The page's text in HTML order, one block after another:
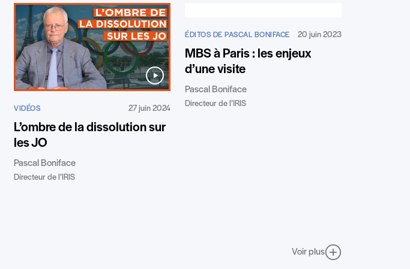
VIDÉOS 27 juin 2024
L’ombre de la dissolution sur
les JO
Pascal Boniface
Directeur de l’IRIS
ÉDITOS DE PASCAL BONIFACE 20 juin 2023
MBS à Paris : les enjeux
d’une visite
Pascal Boniface
Directeur de l’IRIS
Voir plus